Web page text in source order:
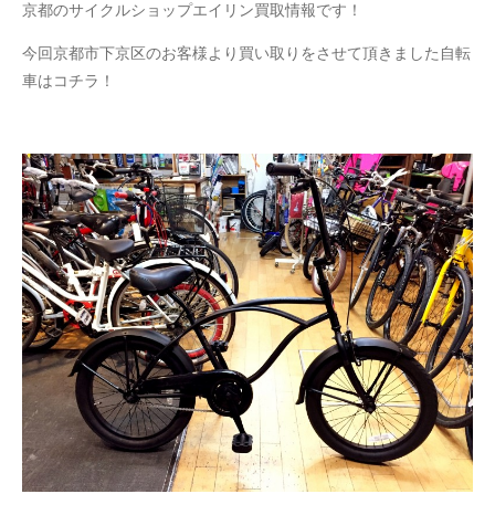
京都のサイクルショップエイリン買取情報です！
今回京都市下京区のお客様より買い取りをさせて頂きました自転
車はコチラ！